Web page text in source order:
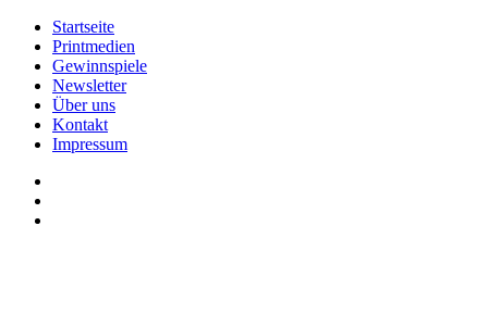
Startseite
Printmedien
Gewinnspiele
Newsletter
Über uns
Kontakt
Impressum